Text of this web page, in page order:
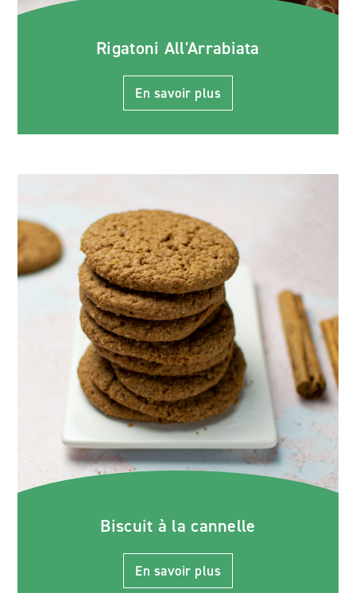
Rigatoni All'Arrabiata
En savoir plus
Biscuit à la cannelle
En savoir plus